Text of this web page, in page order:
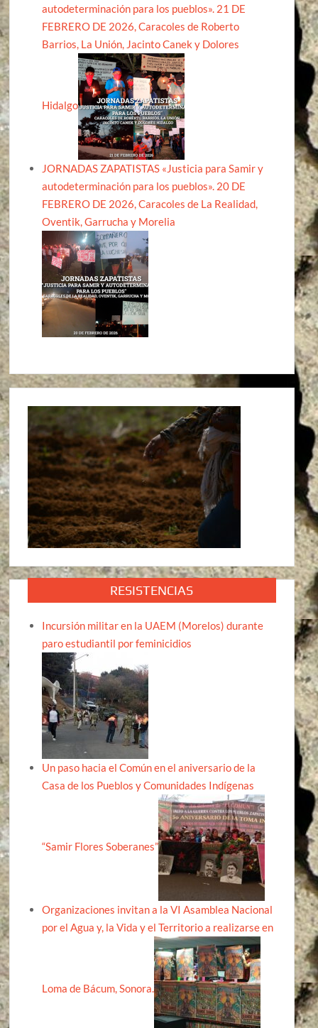
autodeterminación para los pueblos». 21 DE
FEBRERO DE 2026, Caracoles de Roberto
Barrios, La Unión, Jacinto Canek y Dolores
Hidalgo
JORNADAS ZAPATISTAS «Justicia para Samir y
autodeterminación para los pueblos». 20 DE
FEBRERO DE 2026, Caracoles de La Realidad,
Oventik, Garrucha y Morelia
RESISTENCIAS
Incursión militar en la UAEM (Morelos) durante
paro estudiantil por feminicidios
Un paso hacia el Común en el aniversario de la
Casa de los Pueblos y Comunidades Indígenas
“Samir Flores Soberanes”
Organizaciones invitan a la VI Asamblea Nacional
por el Agua y, la Vida y el Territorio a realizarse en
Loma de Bácum, Sonora.